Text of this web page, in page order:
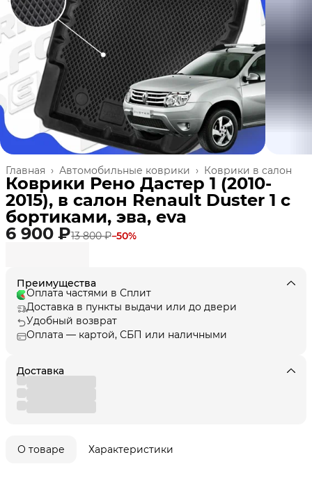
Коврики в салон
Автомобильные коврики ›
Главная ›
Коврики Рено Дастер 1 (2010-
2015), в салон Renault Duster 1 с
бортиками, эва, eva
6 900 ₽13 800 ₽−50%
Преимущества
Оплата частями в Сплит
Доставка в пункты выдачи или до двери
Удобный возврат
Оплата — картой, СБП или наличными
Доставка
О товаре Характеристики